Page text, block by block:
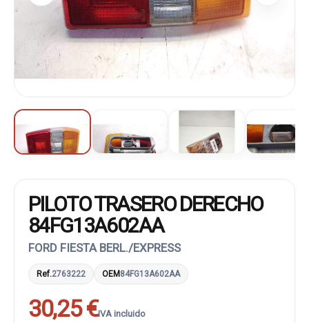
PILOTO TRASERO DERECHO
84FG13A602AA
FORD FIESTA BERL./EXPRESS
Ref.2763222 OEM84FG13A602AA
30,25 €IVA incluido